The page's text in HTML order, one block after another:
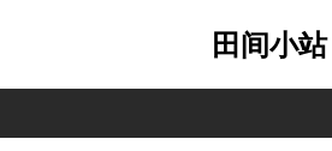
田间小站